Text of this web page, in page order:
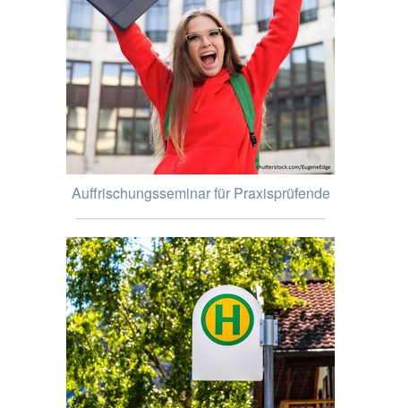
Auffrischungsseminar für Praxisprüfende